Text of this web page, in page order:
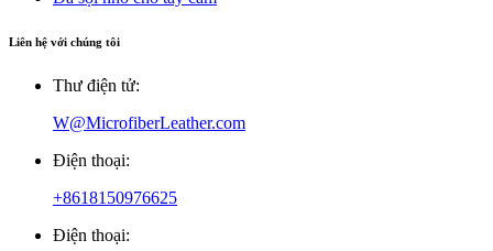
Liên hệ với chúng tôi
Thư điện tử:
W@MicrofiberLeather.com
Điện thoại:
+8618150976625
Điện thoại: